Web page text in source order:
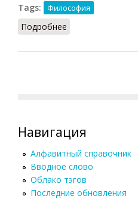
Tags:
Философия
Подробнее
Навигация
Алфавитный справочник
Вводное слово
Облако тэгов
Последние обновления